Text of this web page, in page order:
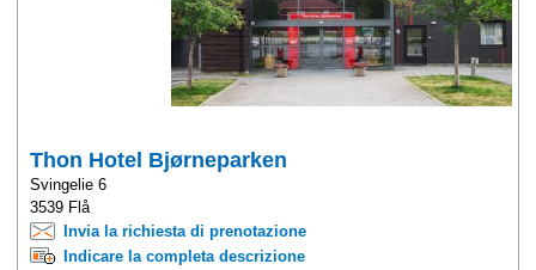
Thon Hotel Bjørneparken
Svingelie 6
3539 Flå
Invia la richiesta di prenotazione
Indicare la completa descrizione